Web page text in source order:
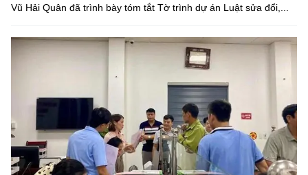
Vũ Hải Quân đã trình bày tóm tắt Tờ trình dự án Luật sửa đổi,...